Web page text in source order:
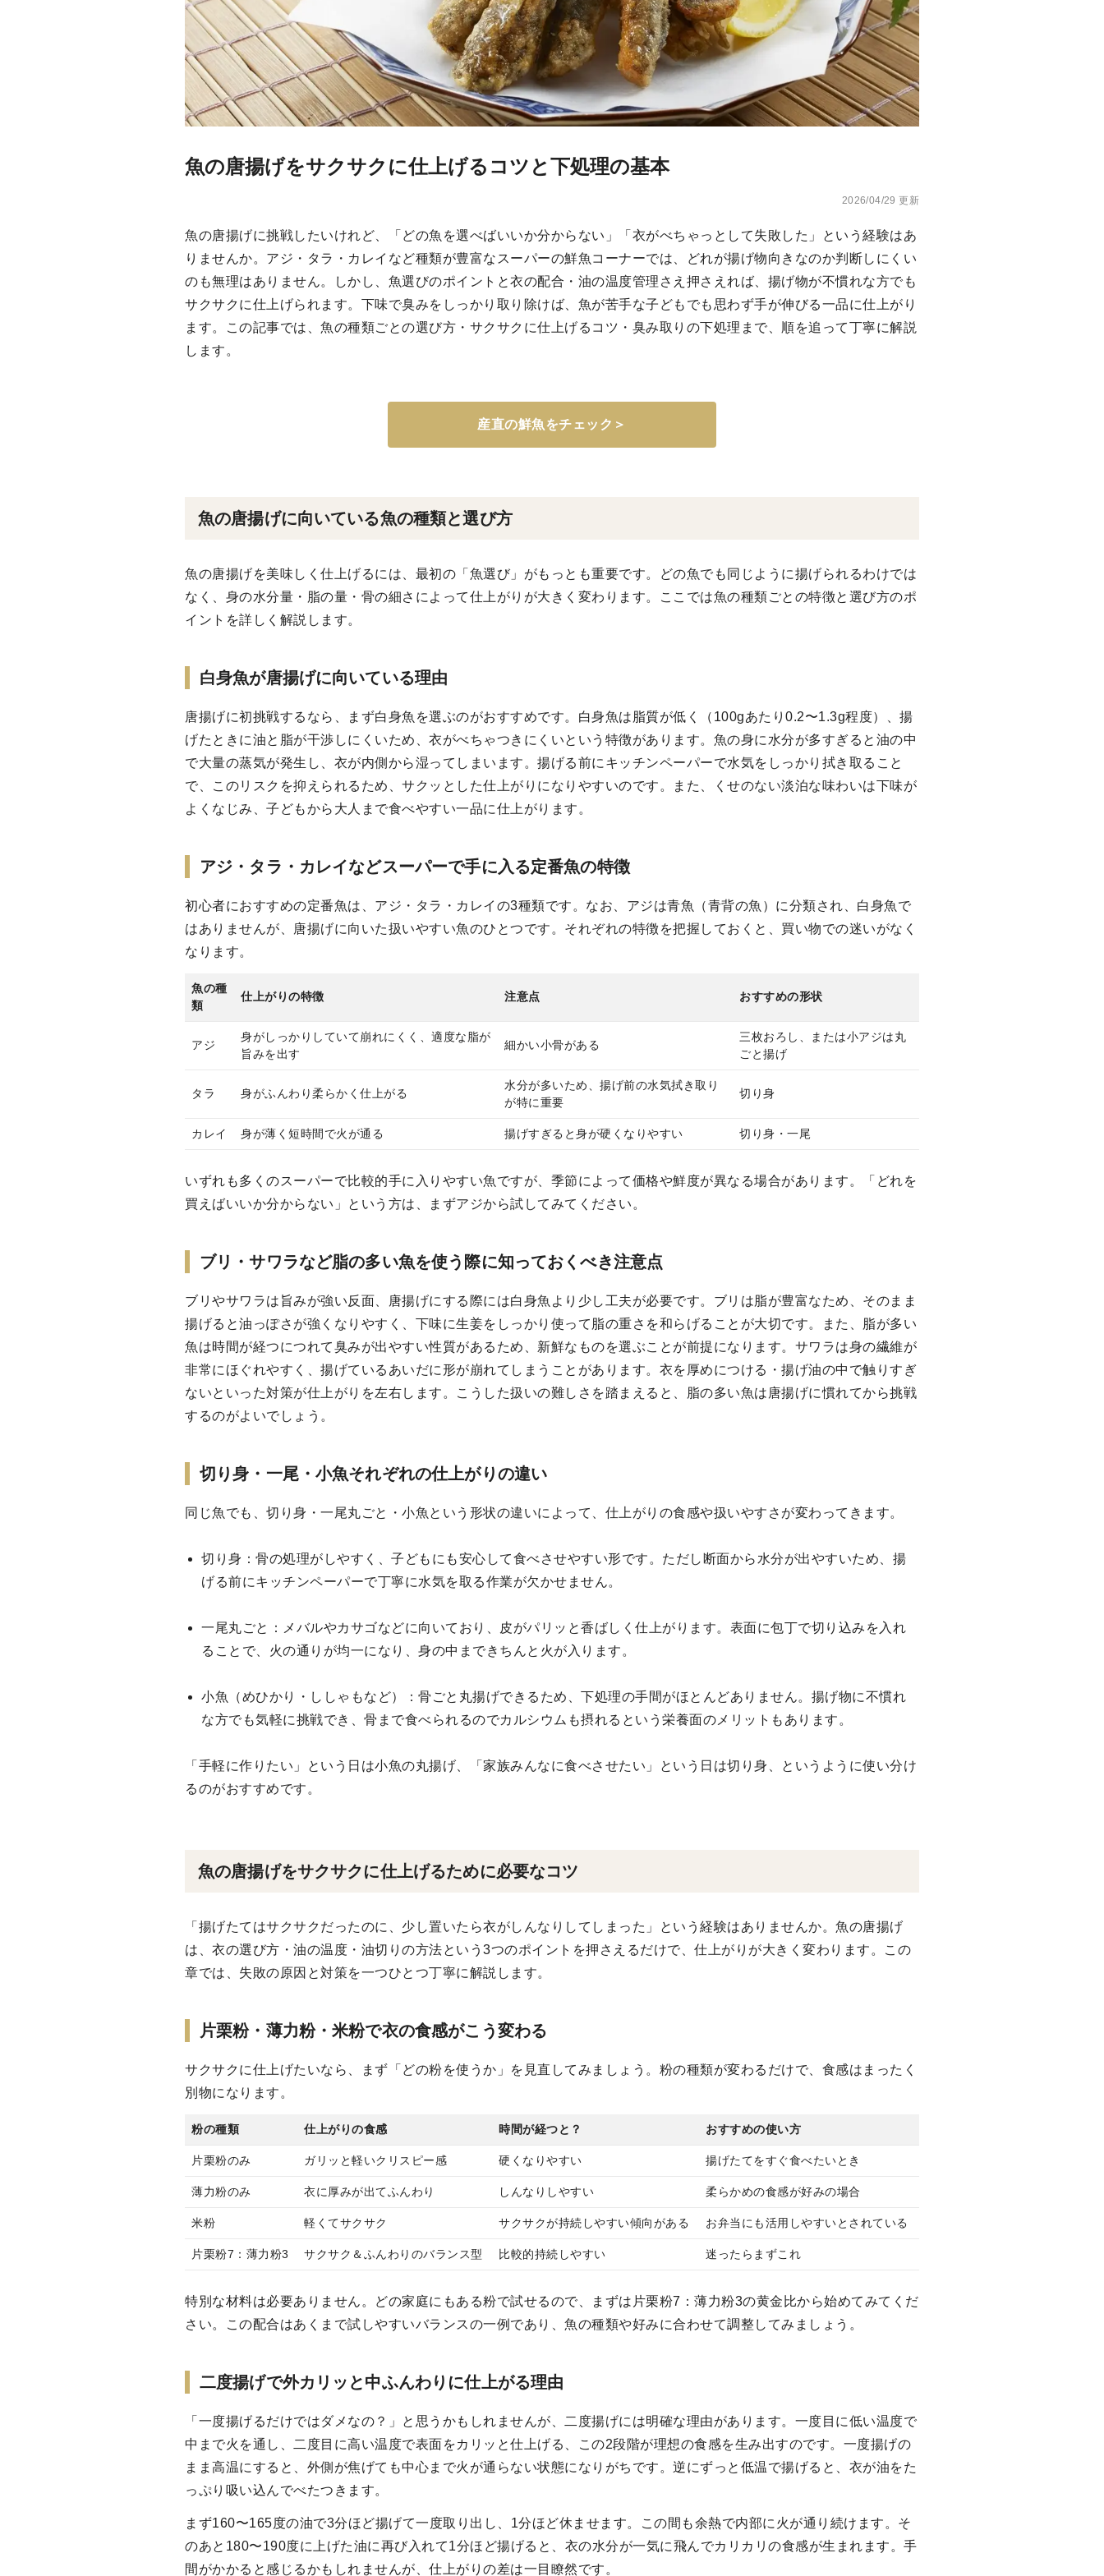
魚の唐揚げをサクサクに仕上げるコツと下処理の基本
2026/04/29 更新
魚の唐揚げに挑戦したいけれど、「どの魚を選べばいいか分からない」「衣がべちゃっとして失敗した」という経験はあ
りませんか。アジ・タラ・カレイなど種類が豊富なスーパーの鮮魚コーナーでは、どれが揚げ物向きなのか判断しにくい
のも無理はありません。しかし、魚選びのポイントと衣の配合・油の温度管理さえ押さえれば、揚げ物が不慣れな方でも
サクサクに仕上げられます。下味で臭みをしっかり取り除けば、魚が苦手な子どもでも思わず手が伸びる一品に仕上がり
ます。この記事では、魚の種類ごとの選び方・サクサクに仕上げるコツ・臭み取りの下処理まで、順を追って丁寧に解説
します。
産直の鮮魚をチェック＞
魚の唐揚げに向いている魚の種類と選び方
魚の唐揚げを美味しく仕上げるには、最初の「魚選び」がもっとも重要です。どの魚でも同じように揚げられるわけでは
なく、身の水分量・脂の量・骨の細さによって仕上がりが大きく変わります。ここでは魚の種類ごとの特徴と選び方のポ
イントを詳しく解説します。
白身魚が唐揚げに向いている理由
唐揚げに初挑戦するなら、まず白身魚を選ぶのがおすすめです。白身魚は脂質が低く（100gあたり0.2〜1.3g程度）、揚
げたときに油と脂が干渉しにくいため、衣がべちゃつきにくいという特徴があります。魚の身に水分が多すぎると油の中
で大量の蒸気が発生し、衣が内側から湿ってしまいます。揚げる前にキッチンペーパーで水気をしっかり拭き取ること
で、このリスクを抑えられるため、サクッとした仕上がりになりやすいのです。また、くせのない淡泊な味わいは下味が
よくなじみ、子どもから大人まで食べやすい一品に仕上がります。
アジ・タラ・カレイなどスーパーで手に入る定番魚の特徴
初心者におすすめの定番魚は、アジ・タラ・カレイの3種類です。なお、アジは青魚（青背の魚）に分類され、白身魚で
はありませんが、唐揚げに向いた扱いやすい魚のひとつです。それぞれの特徴を把握しておくと、買い物での迷いがなく
なります。
魚の種
類
仕上がりの特徴 注意点 おすすめの形状
アジ
身がしっかりしていて崩れにくく、適度な脂が
旨みを出す
細かい小骨がある
三枚おろし、または小アジは丸
ごと揚げ
タラ 身がふんわり柔らかく仕上がる
水分が多いため、揚げ前の水気拭き取り
が特に重要
切り身
カレイ 身が薄く短時間で火が通る 揚げすぎると身が硬くなりやすい 切り身・一尾
いずれも多くのスーパーで比較的手に入りやすい魚ですが、季節によって価格や鮮度が異なる場合があります。「どれを
買えばいいか分からない」という方は、まずアジから試してみてください。
ブリ・サワラなど脂の多い魚を使う際に知っておくべき注意点
ブリやサワラは旨みが強い反面、唐揚げにする際には白身魚より少し工夫が必要です。ブリは脂が豊富なため、そのまま
揚げると油っぽさが強くなりやすく、下味に生姜をしっかり使って脂の重さを和らげることが大切です。また、脂が多い
魚は時間が経つにつれて臭みが出やすい性質があるため、新鮮なものを選ぶことが前提になります。サワラは身の繊維が
非常にほぐれやすく、揚げているあいだに形が崩れてしまうことがあります。衣を厚めにつける・揚げ油の中で触りすぎ
ないといった対策が仕上がりを左右します。こうした扱いの難しさを踏まえると、脂の多い魚は唐揚げに慣れてから挑戦
するのがよいでしょう。
切り身・一尾・小魚それぞれの仕上がりの違い
同じ魚でも、切り身・一尾丸ごと・小魚という形状の違いによって、仕上がりの食感や扱いやすさが変わってきます。
切り身：骨の処理がしやすく、子どもにも安心して食べさせやすい形です。ただし断面から水分が出やすいため、揚
げる前にキッチンペーパーで丁寧に水気を取る作業が欠かせません。
一尾丸ごと：メバルやカサゴなどに向いており、皮がパリッと香ばしく仕上がります。表面に包丁で切り込みを入れ
ることで、火の通りが均一になり、身の中まできちんと火が入ります。
小魚（めひかり・ししゃもなど）：骨ごと丸揚げできるため、下処理の手間がほとんどありません。揚げ物に不慣れ
な方でも気軽に挑戦でき、骨まで食べられるのでカルシウムも摂れるという栄養面のメリットもあります。
「手軽に作りたい」という日は小魚の丸揚げ、「家族みんなに食べさせたい」という日は切り身、というように使い分け
るのがおすすめです。
魚の唐揚げをサクサクに仕上げるために必要なコツ
「揚げたてはサクサクだったのに、少し置いたら衣がしんなりしてしまった」という経験はありませんか。魚の唐揚げ
は、衣の選び方・油の温度・油切りの方法という3つのポイントを押さえるだけで、仕上がりが大きく変わります。この
章では、失敗の原因と対策を一つひとつ丁寧に解説します。
片栗粉・薄力粉・米粉で衣の食感がこう変わる
サクサクに仕上げたいなら、まず「どの粉を使うか」を見直してみましょう。粉の種類が変わるだけで、食感はまったく
別物になります。
粉の種類 仕上がりの食感 時間が経つと？ おすすめの使い方
片栗粉のみ ガリッと軽いクリスピー感 硬くなりやすい 揚げたてをすぐ食べたいとき
薄力粉のみ 衣に厚みが出てふんわり しんなりしやすい 柔らかめの食感が好みの場合
米粉 軽くてサクサク サクサクが持続しやすい傾向がある お弁当にも活用しやすいとされている
片栗粉7：薄力粉3 サクサク＆ふんわりのバランス型 比較的持続しやすい 迷ったらまずこれ
特別な材料は必要ありません。どの家庭にもある粉で試せるので、まずは片栗粉7：薄力粉3の黄金比から始めてみてくだ
さい。この配合はあくまで試しやすいバランスの一例であり、魚の種類や好みに合わせて調整してみましょう。
二度揚げで外カリッと中ふんわりに仕上がる理由
「一度揚げるだけではダメなの？」と思うかもしれませんが、二度揚げには明確な理由があります。一度目に低い温度で
中まで火を通し、二度目に高い温度で表面をカリッと仕上げる、この2段階が理想の食感を生み出すのです。一度揚げの
まま高温にすると、外側が焦げても中心まで火が通らない状態になりがちです。逆にずっと低温で揚げると、衣が油をた
っぷり吸い込んでべたつきます。
まず160〜165度の油で3分ほど揚げて一度取り出し、1分ほど休ませます。この間も余熱で内部に火が通り続けます。そ
のあと180〜190度に上げた油に再び入れて1分ほど揚げると、衣の水分が一気に飛んでカリカリの食感が生まれます。手
間がかかると感じるかもしれませんが、仕上がりの差は一目瞭然です。